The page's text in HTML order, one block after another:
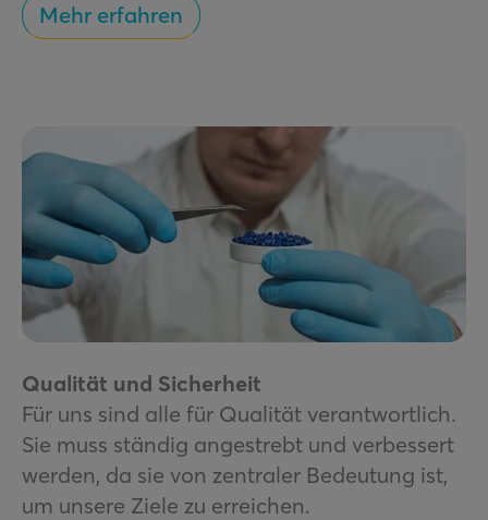
Mehr erfahren
Qualität und Sicherheit
Für uns sind alle für Qualität verantwortlich.
Sie muss ständig angestrebt und verbessert
werden, da sie von zentraler Bedeutung ist,
um unsere Ziele zu erreichen.